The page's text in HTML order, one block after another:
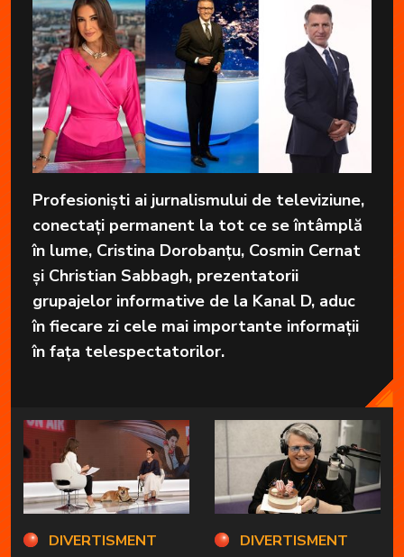
Profesioniști ai jurnalismului de televiziune,
conectați permanent la tot ce se întâmplă
în lume, Cristina Dorobanțu, Cosmin Cernat
și Christian Sabbagh, prezentatorii
grupajelor informative de la Kanal D, aduc
în fiecare zi cele mai importante informații
în fața telespectatorilor.
DIVERTISMENT
DIVERTISMENT